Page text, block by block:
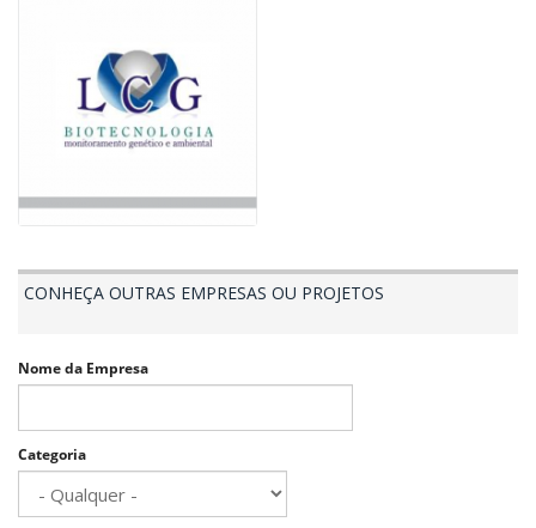
CONHEÇA OUTRAS EMPRESAS OU PROJETOS
Nome da Empresa
Categoria